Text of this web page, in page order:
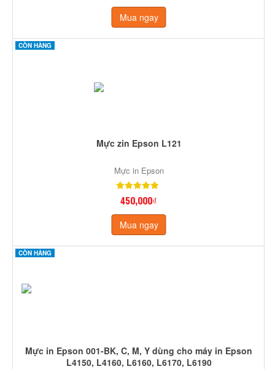
Mua ngay
CÒN HÀNG
Mực zin Epson L121
Mực in Epson
450,000₫
Mua ngay
CÒN HÀNG
Mực in Epson 001-BK, C, M, Y dùng cho máy in Epson
L4150, L4160, L6160, L6170, L6190